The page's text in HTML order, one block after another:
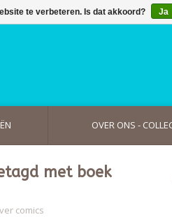
OVER ONS -
met boek
comics
te verbeteren. Is dat akkoord? Ja